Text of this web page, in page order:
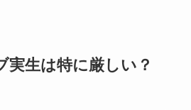
実生は特に厳しい？